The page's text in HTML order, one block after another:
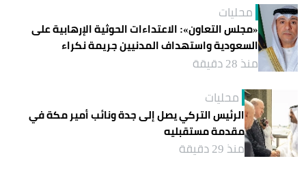
محليات
«مجلس التعاون»: الاعتداءات الحوثية الإرهابية على
السعودية واستهداف المدنيين جريمة نكراء
منذ 28 دقيقة
محليات
الرئيس التركي يصل إلى جدة ونائب أمير مكة في
مقدمة مستقبليه
منذ 29 دقيقة